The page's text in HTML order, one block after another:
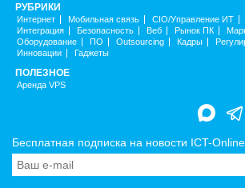
РУБРИКИ
Интернет Мобильная связь CIO/Управление ИТ
Интеграция
Безопасность Веб Рынок ПК
Оборудование
ПО Outsourcing Кадры
Инновации
Гаджеты
ПОЛЕЗНОЕ
Аренда VPS
Бесплатная подписка на новости ICT-Online